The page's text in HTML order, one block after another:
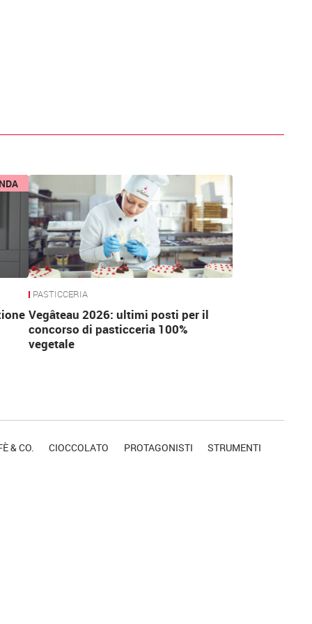
PASTICCERIA
Vegâteau 2026: ultimi posti per il
concorso di pasticceria 100%
vegetale
& CO. CIOCCOLATO PROTAGONISTI STRUMENTI